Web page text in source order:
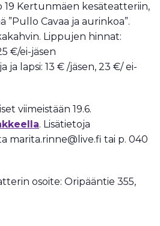
19 Kertunmäen kesäteatteriin,
”Pullo Cavaa ja aurinkoa”.
Lippujen hinnat:
€/ei-jäsen
ja lapsi: 13 € /jäsen, 23 €/ ei-
viimeistään 19.6.
. Lisätietoja
marita.rinne@live.fi tai p. 040
osoite: Oripääntie 355,